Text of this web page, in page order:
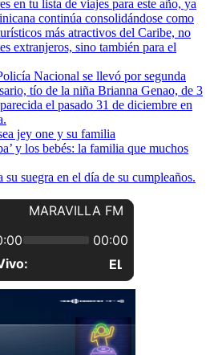
en tu lista de viajes para este año, ya
continúa consolidándose como
más atractivos del Caribe, no
extranjeros, sino también para el
Nacional se llevó por segunda
tío de la niña Brianna Genao, de 3
el pasado 31 de diciembre en
jey one y su familia
y los bebés: la familia que muchos
suegra en el día de su cumpleaños.